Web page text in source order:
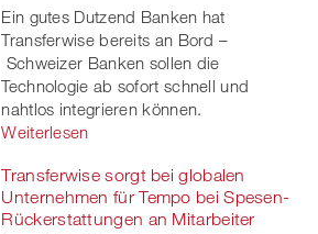
Ein gutes Dutzend Banken hat
Transferwise bereits an Bord –
Schweizer Banken sollen die
Technologie ab sofort schnell und
nahtlos integrieren können.
Weiterlesen
Transferwise sorgt bei globalen
Unternehmen für Tempo bei Spesen-
Rückerstattungen an Mitarbeiter